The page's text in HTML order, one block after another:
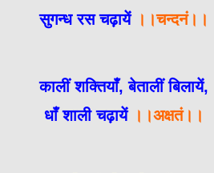
सुगन्ध रस चढ़ायें ।।चन्दनं।।
कालीं शक्तियाँ, बेतालीं बिलायें,
धाँ शाली चढ़ायें ।।अक्षतं।।